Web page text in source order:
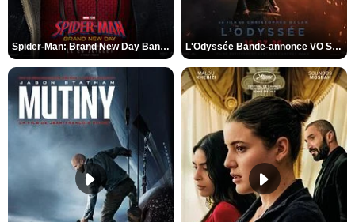
Spider-Man: Brand New Day Bande-annonce VO STFR L'Odyssée Bande-annonce VO STFR